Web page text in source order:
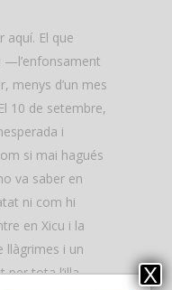
aquí. El que
—l’enfonsament
menys d’un mes
10 de setembre,
i
si mai hagués
va saber en
ni com hi
en Xicu i la
llàgrimes i un
tota l’illa.
X